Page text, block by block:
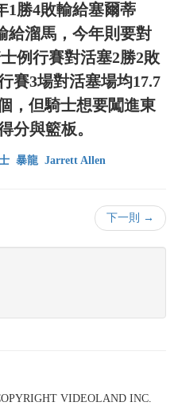
1勝4敗輸給塞爾蒂
給溜馬，今年則要對
例行賽對活塞2勝2敗
賽3場對活塞場均17.7
，但騎士想要闖進東
分與籃板。
暴龍 Jarrett Allen
下一則 →
VIDEOLAND INC.